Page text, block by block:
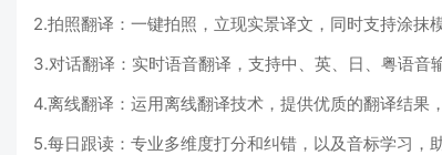
2.拍照翻译：一键拍照，立现实景译文，同时支持涂抹
3.对话翻译：实时语音翻译，支持中、英、日、粤语音输
4.离线翻译：运用离线翻译技术，提供优质的翻译结果
5.每日跟读：专业多维度打分和纠错，以及音标学习，